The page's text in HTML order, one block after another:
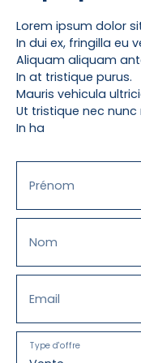
n°152 DPE G/C.
auxquels ce bien
le site
COQUIN-LAPERT
à contact@eliz-
SAS ECL
rue Bella Pochez -
364 Le Havre -
Lorem ipsum dolor
In dui ex, fringilla eu
Aliquam aliquam
In at tristique purus.
Mauris vehicula
Ut tristique nec
In ha
Prénom
Nom
Email
Type d'offre